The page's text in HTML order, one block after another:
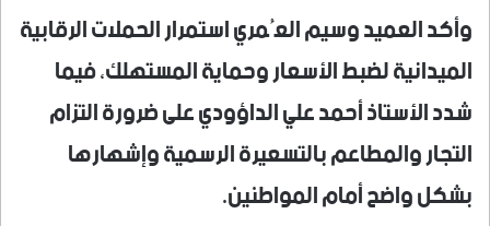
وأكد العميد وسيم العُمري استمرار الحملات الرقابية
الميدانية لضبط الأسعار وحماية المستهلك، فيما
شدد الأستاذ أحمد علي الداؤودي على ضرورة التزام
التجار والمطاعم بالتسعيرة الرسمية وإشهارها
بشكل واضح أمام المواطنين.